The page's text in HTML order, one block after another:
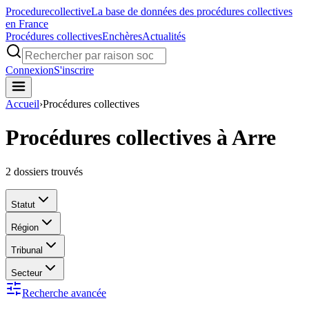
ProcedurecollectiveLa base de données des procédures collectives
en France
Procédures collectivesEnchèresActualités
ConnexionS'inscrire
Accueil›Procédures collectives
Procédures collectives à Arre
2 dossiers trouvés
Statut
Région
Tribunal
Secteur
Recherche avancée